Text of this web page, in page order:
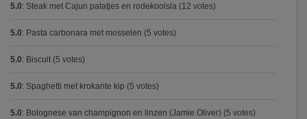
5.0: Steak met Cajun patatjes en rodekoolsla (12 votes)
5.0: Pasta carbonara met mosselen (5 votes)
5.0: Biscuit (5 votes)
5.0: Spaghetti met krokante kip (5 votes)
5.0: Bolognese van champignon en linzen (Jamie Oliver) (5 votes)